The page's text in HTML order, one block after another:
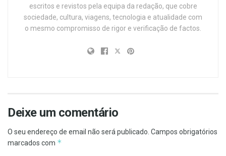
escritos e revistos pela equipa da redação, que cobre
sociedade, cultura, viagens, tecnologia e atualidade com
o mesmo compromisso de rigor e verificação de factos.
Deixe um comentário
O seu endereço de email não será publicado. Campos obrigatórios
marcados com *